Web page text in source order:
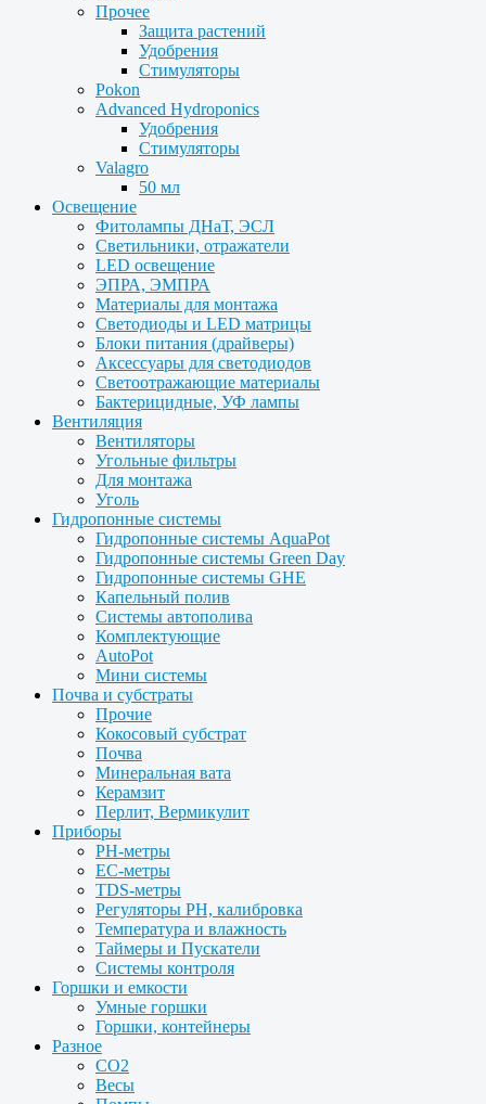
Прочее
Защита растений
Удобрения
Стимуляторы
Pokon
Advanced Hydroponics
Удобрения
Стимуляторы
Valagro
50 мл
Освещение
Фитолампы ДНаТ, ЭСЛ
Светильники, отражатели
LED освещение
ЭПРА, ЭМПРА
Материалы для монтажа
Светодиоды и LED матрицы
Блоки питания (драйверы)
Аксессуары для светодиодов
Светоотражающие материалы
Бактерицидные, УФ лампы
Вентиляция
Вентиляторы
Угольные фильтры
Для монтажа
Уголь
Гидропонные системы
Гидропонные системы AquaPot
Гидропонные системы Green Day
Гидропонные системы GHE
Капельный полив
Системы автополива
Комплектующие
AutoPot
Мини системы
Почва и субстраты
Прочие
Кокосовый субстрат
Почва
Минеральная вата
Керамзит
Перлит, Вермикулит
Приборы
PH-метры
EC-метры
TDS-метры
Регуляторы PH, калибровка
Температура и влажность
Таймеры и Пускатели
Системы контроля
Горшки и емкости
Умные горшки
Горшки, контейнеры
Разное
CO2
Весы